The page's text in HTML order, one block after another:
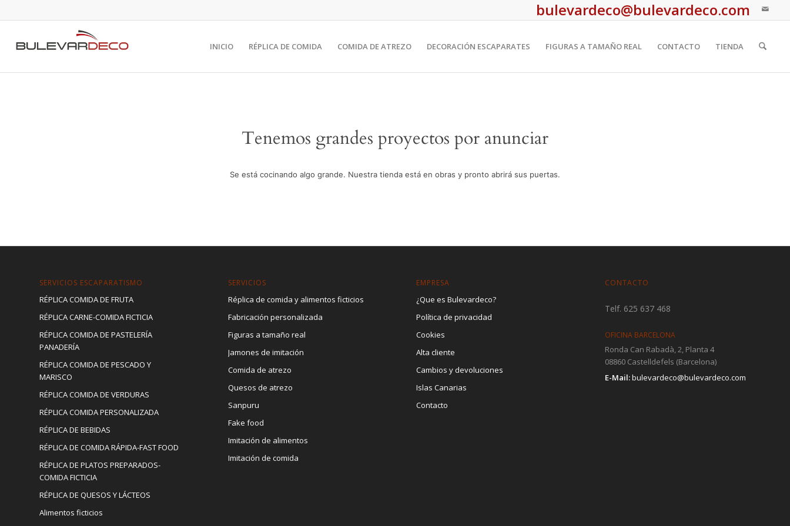
bulevardeco@bulevardeco.com
INICIO RÉPLICA DE COMIDA COMIDA DE ATREZO DECORACIÓN ESCAPARATES FIGURAS A TAMAÑO REAL CONTACTO TIENDA
Tenemos grandes proyectos por anunciar
Se está cocinando algo grande. Nuestra tienda está en obras y pronto abrirá sus puertas.
SERVICIOS ESCAPARATISMO
RÉPLICA COMIDA DE FRUTA
RÉPLICA CARNE-COMIDA FICTICIA
RÉPLICA COMIDA DE PASTELERÍA
PANADERÍA
RÉPLICA COMIDA DE PESCADO Y
MARISCO
RÉPLICA COMIDA DE VERDURAS
RÉPLICA COMIDA PERSONALIZADA
RÉPLICA DE BEBIDAS
RÉPLICA DE COMIDA RÁPIDA-FAST FOOD
RÉPLICA DE PLATOS PREPARADOS-
COMIDA FICTICIA
RÉPLICA DE QUESOS Y LÁCTEOS
Alimentos ficticios
SERVICIOS
Réplica de comida y alimentos ficticios
Fabricación personalizada
Figuras a tamaño real
Jamones de imitación
Comida de atrezo
Quesos de atrezo
Sanpuru
Fake food
Imitación de alimentos
Imitación de comida
EMPRESA
¿Que es Bulevardeco?
Política de privacidad
Cookies
Alta cliente
Cambios y devoluciones
Islas Canarias
Contacto
CONTACTO
Telf. 625 637 468
OFICINA BARCELONA
Ronda Can Rabadà, 2, Planta 4
08860 Castelldefels (Barcelona)
E-Mail:bulevardeco@bulevardeco.com